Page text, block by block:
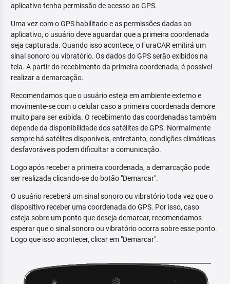
aplicativo tenha permissão de acesso ao GPS.
Uma vez com o GPS habilitado e as permissões dadas ao
aplicativo, o usuário deve aguardar que a primeira coordenada
seja capturada. Quando isso acontece, o FuraCAR emitirá um
sinal sonoro ou vibratório. Os dados do GPS serão exibidos na
tela. A partir do recebimento da primeira coordenada, é possível
realizar a demarcação.
Recomendamos que o usuário esteja em ambiente externo e
movimente-se com o celular caso a primeira coordenada demore
muito para ser exibida. O recebimento das coordenadas também
depende da disponibilidade dos satélites de GPS. Normalmente
sempre há satélites disponíveis, entretanto, condições climáticas
desfavoráveis podem dificultar a comunicação.
Logo após receber a primeira coordenada, a demarcação pode
ser realizada clicando-se do botão "Demarcar".
O usuário receberá um sinal sonoro ou vibratório toda vez que o
dispositivo receber uma coordenada do GPS. Por isso, caso
esteja sobre um ponto que deseja demarcar, recomendamos
esperar que o sinal sonoro ou vibratório ocorra sobre esse ponto.
Logo que isso acontecer, clicar em "Demarcar".